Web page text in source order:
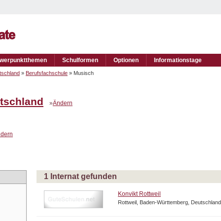
Schulformen Optionen Informationstage
» Berufsfachschule » Musisch
»Ändern
1 Internat gefunden
Konvikt Rottweil
Rottweil, Baden-Württemberg, Deutschland